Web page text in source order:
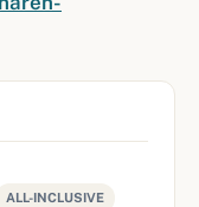
ALL-INCLUSIVE